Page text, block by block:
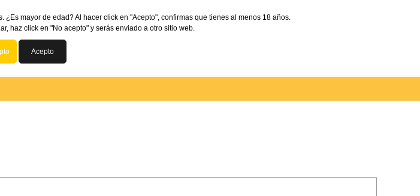
mayor de edad? Al hacer click en "Acepto", confirmas que tienes al menos 18 años.
haz click en "No acepto" y serás enviado a otro sitio web.
Acepto